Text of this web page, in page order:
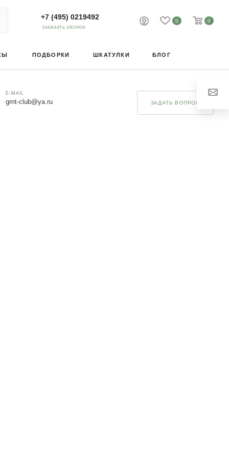
0 0
+7 (495) 0219492
ЗАКАЗАТЬ ЗВОНОК
ПОДБОРКИ ШКАТУЛКИ БЛОГ
E-MAIL
gmt-club@ya.ru ЗАДАТЬ ВОПРОС